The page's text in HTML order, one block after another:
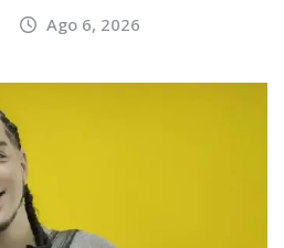
Ago 6, 2026